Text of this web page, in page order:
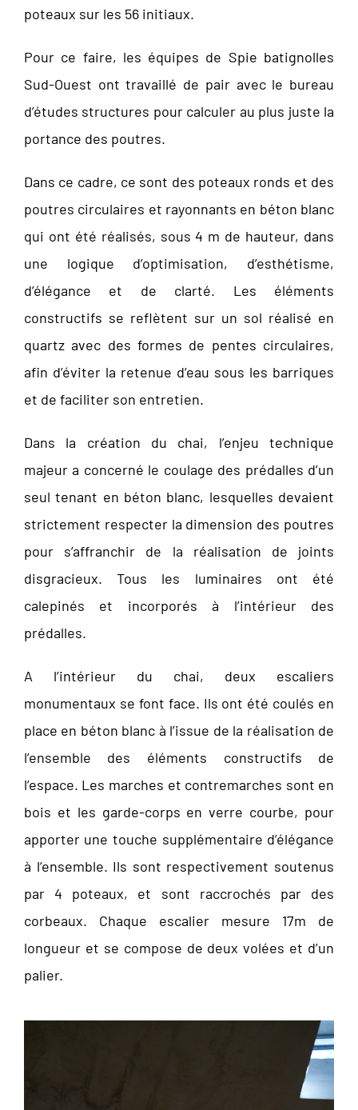
poteaux sur les 56 initiaux.
Pour ce faire, les équipes de Spie batignolles
Sud-Ouest ont travaillé de pair avec le bureau
d’études structures pour calculer au plus juste la
portance des poutres.
Dans ce cadre, ce sont des poteaux ronds et des
poutres circulaires et rayonnants en béton blanc
qui ont été réalisés, sous 4 m de hauteur, dans
une logique d’optimisation, d’esthétisme,
d’élégance et de clarté. Les éléments
constructifs se reflètent sur un sol réalisé en
quartz avec des formes de pentes circulaires,
afin d’éviter la retenue d’eau sous les barriques
et de faciliter son entretien.
Dans la création du chai, l’enjeu technique
majeur a concerné le coulage des prédalles d’un
seul tenant en béton blanc, lesquelles devaient
strictement respecter la dimension des poutres
pour s’affranchir de la réalisation de joints
disgracieux. Tous les luminaires ont été
calepinés et incorporés à l’intérieur des
prédalles.
A l’intérieur du chai, deux escaliers
monumentaux se font face. Ils ont été coulés en
place en béton blanc à l’issue de la réalisation de
l’ensemble des éléments constructifs de
l’espace. Les marches et contremarches sont en
bois et les garde-corps en verre courbe, pour
apporter une touche supplémentaire d’élégance
à l’ensemble. Ils sont respectivement soutenus
par 4 poteaux, et sont raccrochés par des
corbeaux. Chaque escalier mesure 17m de
longueur et se compose de deux volées et d’un
palier.